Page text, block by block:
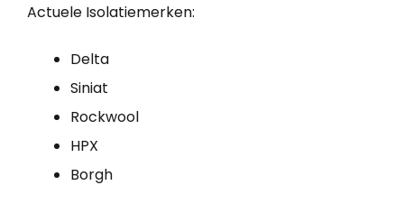
Actuele Isolatiemerken:
Delta
Siniat
Rockwool
HPX
Borgh